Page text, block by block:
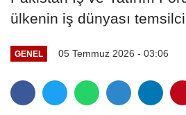
ülkenin iş dünyası
GENEL 05 Temmuz 2026 - 03:06